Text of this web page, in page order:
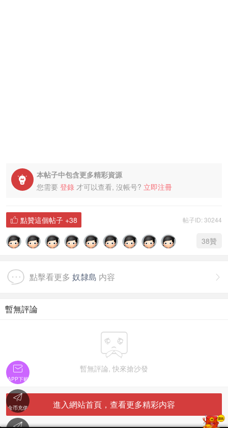

本帖子中包含更多精彩資源
您需要 登錄 才可以查看, 沒帳号? 立即注冊
帖子ID: 30244
 點贊這個帖子 +38
38贊

點擊看更多 奴隸島 内容
暫無評論

暫無評論, 快來搶沙發
進入網站首頁，查看更多精彩内容

APP下載

金币充值
